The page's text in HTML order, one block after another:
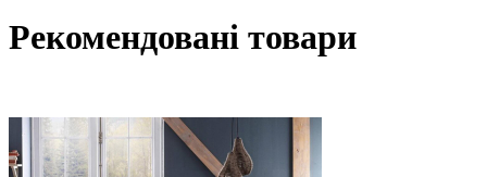
Рекомендовані товари